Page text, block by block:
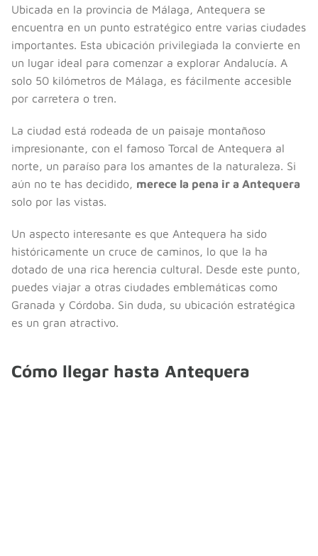
Ubicada en la provincia de Málaga, Antequera se
encuentra en un punto estratégico entre varias ciudades
importantes. Esta ubicación privilegiada la convierte en
un lugar ideal para comenzar a explorar Andalucía. A
solo 50 kilómetros de Málaga, es fácilmente accesible
por carretera o tren.
La ciudad está rodeada de un paisaje montañoso
impresionante, con el famoso Torcal de Antequera al
norte, un paraíso para los amantes de la naturaleza. Si
aún no te has decidido, merece la pena ir a Antequera
solo por las vistas.
Un aspecto interesante es que Antequera ha sido
históricamente un cruce de caminos, lo que la ha
dotado de una rica herencia cultural. Desde este punto,
puedes viajar a otras ciudades emblemáticas como
Granada y Córdoba. Sin duda, su ubicación estratégica
es un gran atractivo.
Cómo llegar hasta Antequera